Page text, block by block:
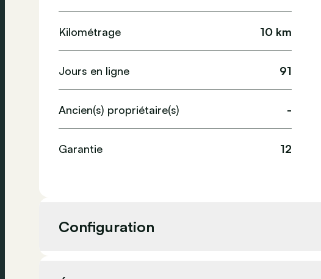
Kilométrage 10 km
Jours en ligne 91
Ancien(s) propriétaire(s) -
Garantie 12
Configuration